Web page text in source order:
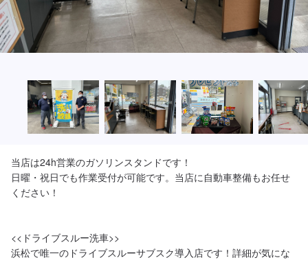
当店は24h営業のガソリンスタンドです！
日曜・祝日でも作業受付が可能です。当店に自動車整備もお任せ
ください！
<<ドライブスルー洗車>>
浜松で唯一のドライブスルーサブスク導入店です！詳細が気にな